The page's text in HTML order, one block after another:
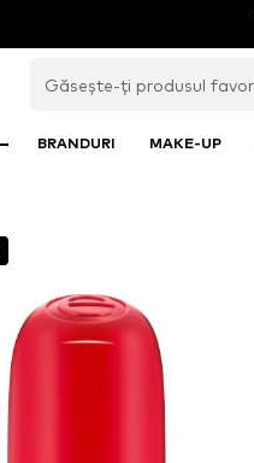
BRANDURI MAKE-UP